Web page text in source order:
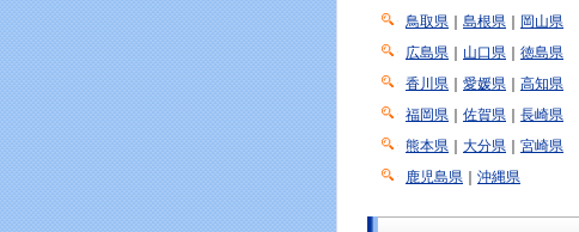
鳥取県
島根県
岡山県
広島県
山口県
徳島県
香川県
愛媛県
高知県
福岡県
佐賀県
長崎県
熊本県
大分県
宮崎県
鹿児島県
沖縄県